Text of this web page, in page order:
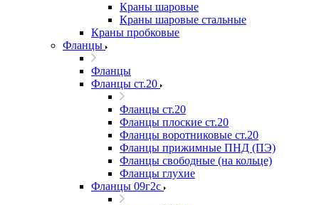
Краны шаровые
Краны шаровые стальные
Краны пробковые
Фланцы
Фланцы
Фланцы ст.20
Фланцы ст.20
Фланцы плоские ст.20
Фланцы воротниковые ст.20
Фланцы прижимные ПНД (ПЭ)
Фланцы свободные (на кольце)
Фланцы глухие
Фланцы 09г2с